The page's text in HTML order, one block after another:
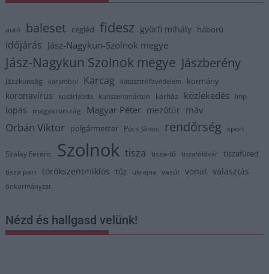
autó baleset cegléd fidesz györfi mihály háború
időjárás Jász-Nagykun-Szolnok megye
Jász-Nagykun Szolnok megye Jászberény
Jászkunság karambol Karcag katasztrófavédelem kormány
koronavírus kosárlabda kunszentmárton kórház közlekedés lmp
lopás magyarország Magyar Péter mezőtúr máv
Orbán Viktor polgármester Pócs János rendőrség sport
Szalay Ferenc Szolnok tisza tisza-tó tiszaföldvár tiszafüred
tisza part törökszentmiklós tűz ukrajna vasút vonat választás
önkormányzat
Nézd és hallgasd velünk!